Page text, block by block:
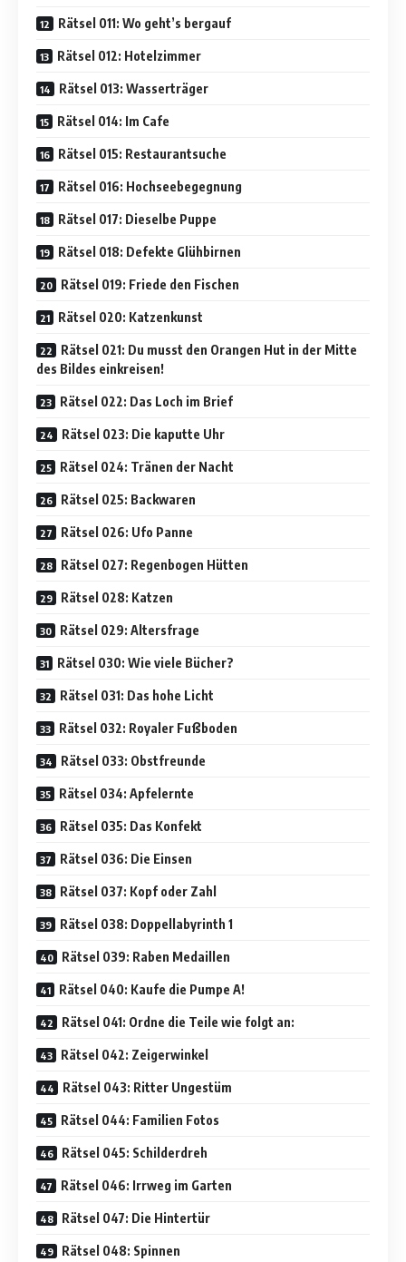
Rätsel 011: Wo geht’s bergauf
Rätsel 012: Hotelzimmer
Rätsel 013: Wasserträger
Rätsel 014: Im Cafe
Rätsel 015: Restaurantsuche
Rätsel 016: Hochseebegegnung
Rätsel 017: Dieselbe Puppe
Rätsel 018: Defekte Glühbirnen
Rätsel 019: Friede den Fischen
Rätsel 020: Katzenkunst
Rätsel 021: Du musst den Orangen Hut in der Mitte
des Bildes einkreisen!
Rätsel 022: Das Loch im Brief
Rätsel 023: Die kaputte Uhr
Rätsel 024: Tränen der Nacht
Rätsel 025: Backwaren
Rätsel 026: Ufo Panne
Rätsel 027: Regenbogen Hütten
Rätsel 028: Katzen
Rätsel 029: Altersfrage
Rätsel 030: Wie viele Bücher?
Rätsel 031: Das hohe Licht
Rätsel 032: Royaler Fußboden
Rätsel 033: Obstfreunde
Rätsel 034: Apfelernte
Rätsel 035: Das Konfekt
Rätsel 036: Die Einsen
Rätsel 037: Kopf oder Zahl
Rätsel 038: Doppellabyrinth 1
Rätsel 039: Raben Medaillen
Rätsel 040: Kaufe die Pumpe A!
Rätsel 041: Ordne die Teile wie folgt an:
Rätsel 042: Zeigerwinkel
Rätsel 043: Ritter Ungestüm
Rätsel 044: Familien Fotos
Rätsel 045: Schilderdreh
Rätsel 046: Irrweg im Garten
Rätsel 047: Die Hintertür
Rätsel 048: Spinnen